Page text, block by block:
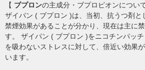
【 ブプロンの主成分・ブプロピオンについて
ザイパン ( ブプロン )は、当初、抗うつ剤と
禁煙効果があることが分かり、現在は主に
す。 ザイパン ( ブプロン )をニコチンパッ
を吸わないストレスに対して、倍近い効果
います。